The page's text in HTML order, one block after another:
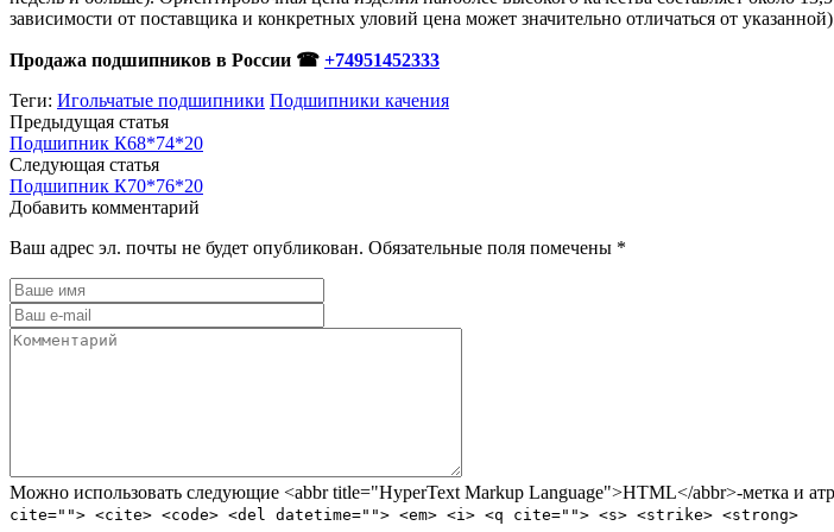
зависимости от поставщика и конкретных уловий цена может значительно отличаться от
Продажа подшипников в России ☎ +74951452333
Теги: Игольчатые подшипники Подшипники качения
Предыдущая статья
Подшипник К68*74*20
Следующая статья
Подшипник К70*76*20
Добавить комментарий
Ваш адрес эл. почты не будет опубликован. Обязательные поля помечены *
Можно использовать следующие <abbr title="HyperText Markup Language">HTML</abbr>-метка и
cite=""> <cite> <code> <del datetime=""> <em> <i> <q cite=""> <s> <strike> <strong>